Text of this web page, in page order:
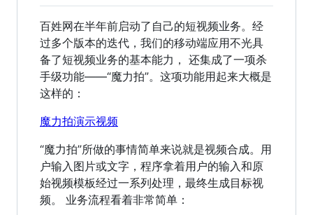
百姓网在半年前启动了自己的短视频业务。经
过多个版本的迭代，我们的移动端应用不光具
备了短视频业务的基本能力， 还集成了一项杀
手级功能——“魔力拍”。这项功能用起来大概是
这样的：
魔力拍演示视频
“魔力拍”所做的事情简单来说就是视频合成。用
户输入图片或文字，程序拿着用户的输入和原
始视频模板经过一系列处理，最终生成目标视
频。 业务流程看着非常简单：